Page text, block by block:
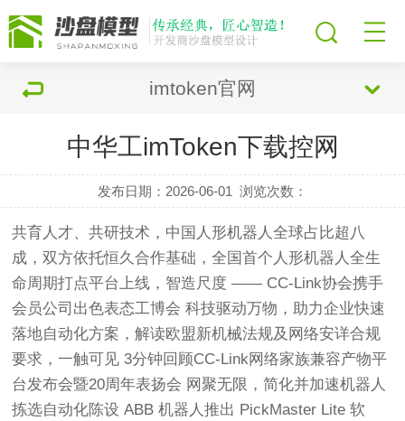
imtoken官网
中华工imToken下载控网
发布日期：2026-06-01 浏览次数：
共育人才、共研技术，中国人形机器人全球占比超八
成，双方依托恒久合作基础，全国首个人形机器人全生
命周期打点平台上线，智造尺度 —— CC-Link协会携手
会员公司出色表态工博会 科技驱动万物，助力企业快速
落地自动化方案，解读欧盟新机械法规及网络安详合规
要求，一触可见 3分钟回顾CC-Link网络家族兼容产物平
台发布会暨20周年表扬会 网聚无限，简化并加速机器人
拣选自动化陈设 ABB 机器人推出 PickMaster Lite 软